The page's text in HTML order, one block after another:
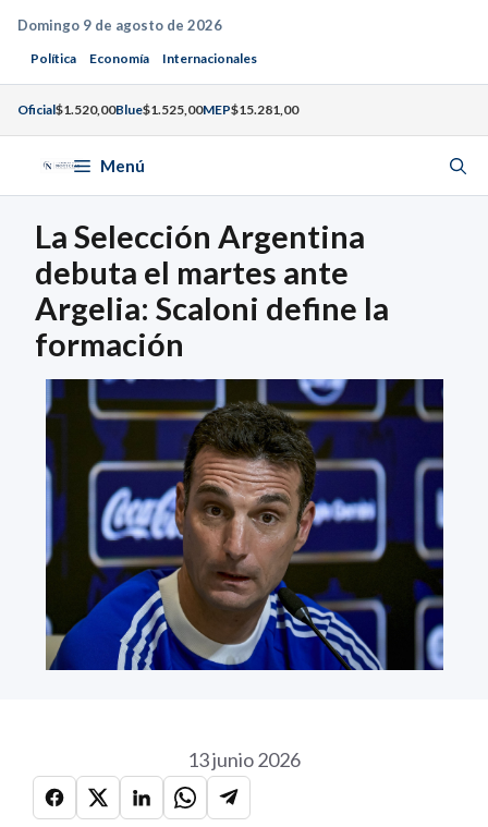
Saltar
contenido
Domingo 9 de agosto de 2026
Política Economía Internacionales
Oficial$1.520,00Blue$1.525,00MEP$15.281,00
Menú
La Selección Argentina
debuta el martes ante
Argelia: Scaloni define la
formación
13 junio 2026